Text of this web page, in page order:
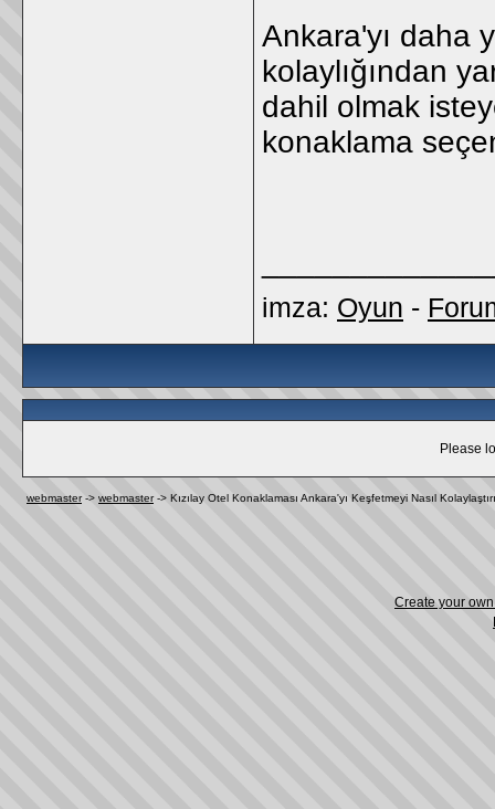
Ankara'yı daha
kolaylığından
dahil olmak
konaklama
imza: Oyun -
Please
webmaster-> webmaster-> Kızılay Otel Konaklaması Ankara'yı Keşfetmeyi Nasıl
Create your